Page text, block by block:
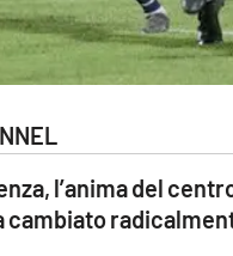
l’anima del
cambiato